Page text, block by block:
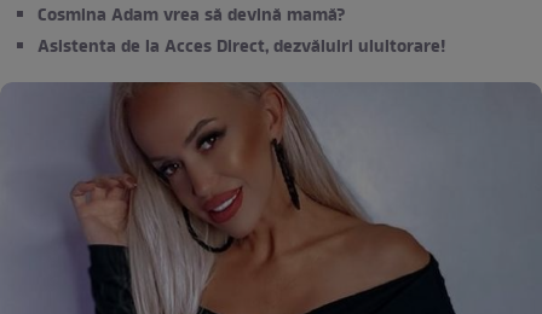
Cosmina Adam vrea să devină mamă?
Asistenta de la Acces Direct, dezvăluiri uluitorare!